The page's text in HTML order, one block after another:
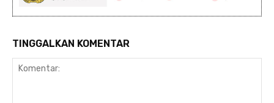
TINGGALKAN KOMENTAR